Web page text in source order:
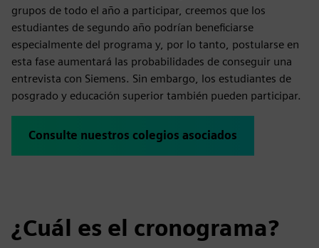
grupos de todo el año a participar, creemos que los
estudiantes de segundo año podrían beneficiarse
especialmente del programa y, por lo tanto, postularse en
esta fase aumentará las probabilidades de conseguir una
entrevista con Siemens. Sin embargo, los estudiantes de
posgrado y educación superior también pueden participar.
Consulte nuestros colegios asociados
¿Cuál es el cronograma?